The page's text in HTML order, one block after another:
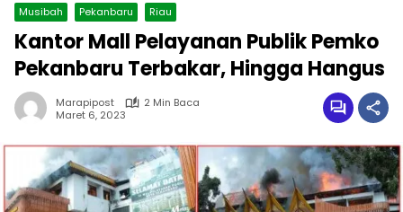
Musibah Pekanbaru Riau
Kantor Mall Pelayanan Publik Pemko
Pekanbaru Terbakar, Hingga Hangus
Marapipost
2 Min Baca
Maret 6, 2023